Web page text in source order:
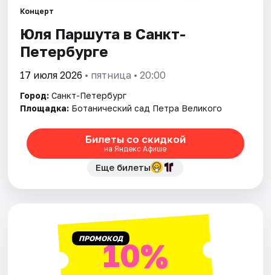
Города
Площадки
Рейтинги
Концерт
Юля Паршута в Санкт-
Петербурге
17 июля 2026 • пятница • 20:00
Город: Санкт-Петербург
Площадка: Ботанический сад Петра Великого
Билеты со скидкой
на Яндекс Афише
Еще билеты
ПРОМОКОД10%